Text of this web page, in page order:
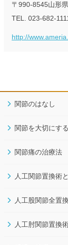
〒990-8545山形
TEL. 023-682-
http://
関節のはなし
関節を大切にす
関節痛の治療法
人工関節置換術
人工股関節全置
人工肘関節置換